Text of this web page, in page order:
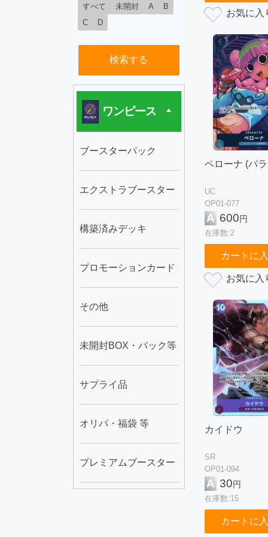
すべて 未開封 A
B
C
D
検索する
ワンピース
ブースターパック
エクストラブースター
構築済みデッキ
プロモーションカード
その他
未開封BOX・パック等
サプライ品
オリパ・福袋 等
プレミアムブースター
ペローナ (パ
UC
OP01-077
A 600円
在庫数:2
カートに
カイドウ
SR
OP01-094
A 30円
在庫数:15
カートに